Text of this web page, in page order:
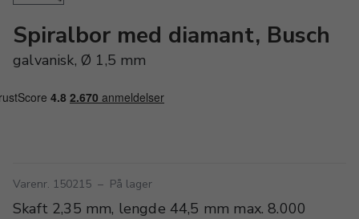
Spiralbor med diamant, Busch
galvanisk, Ø 1,5 mm
Varenr. 150215 – På lager
Skaft 2,35 mm, lengde 44,5 mm max. 8.000